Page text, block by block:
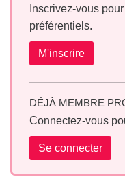
Inscrivez-vous
préférentiels.
M'inscrire
DÉJÀ MEMBRE
Connectez-vous
Se connecter